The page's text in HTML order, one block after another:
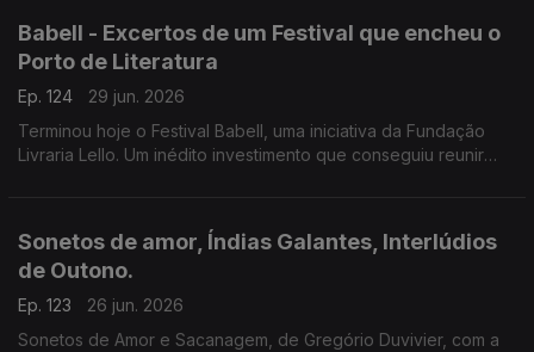
Babell - Excertos de um Festival que encheu o
Porto de Literatura
Ep. 124
29 jun. 2026
Terminou hoje o Festival Babell, uma iniciativa da Fundação
Livraria Lello. Um inédito investimento que conseguiu reunir
Conceição Evaristo, Milton Hatoum e Héctor Abad Faciolince.
Sonetos de amor, Índias Galantes, Interlúdios
de Outono.
Ep. 123
26 jun. 2026
Sonetos de Amor e Sacanagem, de Gregório Duvivier, com a